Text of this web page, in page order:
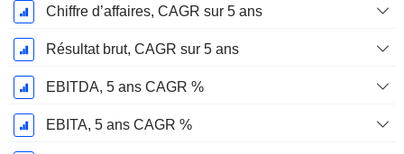
Chiffre d’affaires, CAGR sur 5 ans
Résultat brut, CAGR sur 5 ans
EBITDA, 5 ans CAGR %
EBITA, 5 ans CAGR %